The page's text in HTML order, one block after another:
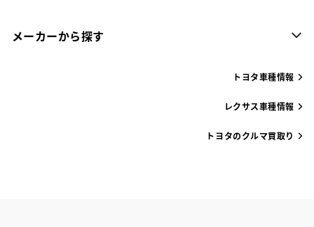
メーカーから探す
トヨタ車種情報
レクサス車種情報
トヨタのクルマ買取り